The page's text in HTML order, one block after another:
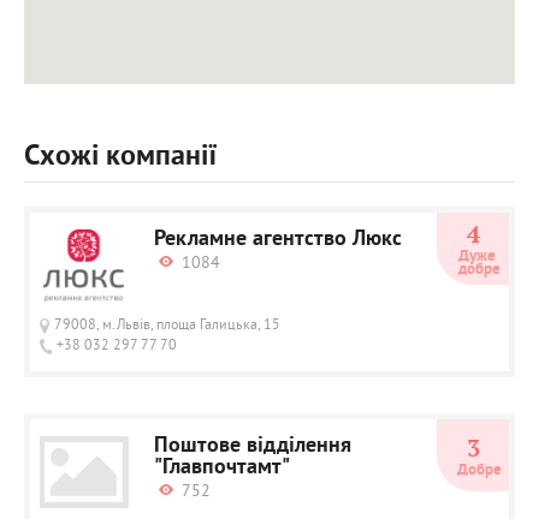
Схожі компанії
Рекламне агентство Люкс
1084
79008, м.Львів, площа Галицька, 15
+38 032 297 77 70
4
Дуже
добре
Поштове відділення
"Главпочтамт"
752
3
Добре